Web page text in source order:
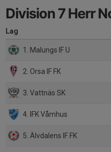
Division 7 Herr
Lag
1. Malungs IF U
2. Orsa IF FK
3. Vattnäs SK
4. IFK Våmhus
5. Älvdalens IF FK